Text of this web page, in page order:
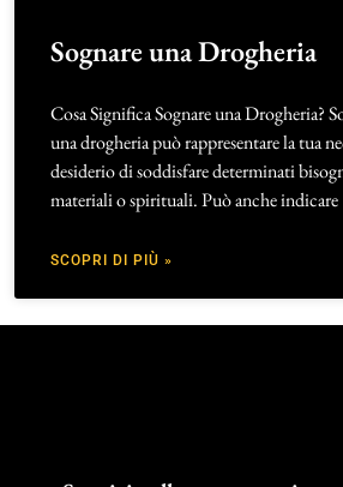
Sognare una Drogheria
Cosa Significa Sognare una Drogheria?
una drogheria può rappresentare la tua
desiderio di soddisfare determinati
materiali o spirituali. Può anche indicare
SCOPRI DI PIÙ »